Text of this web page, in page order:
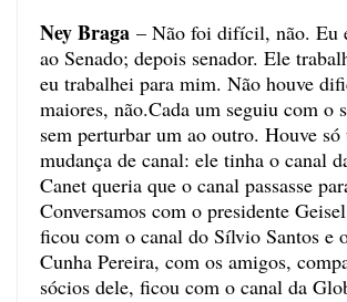
Ney Braga – Não foi difícil, não. Eu
ao Senado; depois senador. Ele
eu trabalhei para mim. Não houve
maiores, não.Cada um seguiu com o
sem perturbar um ao outro. Houve só
mudança de canal: ele tinha o canal
Canet queria que o canal passasse
Conversamos com o presidente
ficou com o canal do Sílvio Santos e
Cunha Pereira, com os amigos,
sócios dele, ficou com o canal da